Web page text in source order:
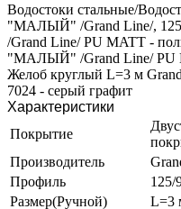
Водостоки стальные/
"МАЛЫЙ" /Grand Line/,
/Grand Line/ PU MATT -
"МАЛЫЙ" /Grand Line/ PU
Желоб круглый L=3 м
7024 - серый графит
Характеристики
Покрытие
Производитель
Профиль
125/
Размер(Ручной)
L=3